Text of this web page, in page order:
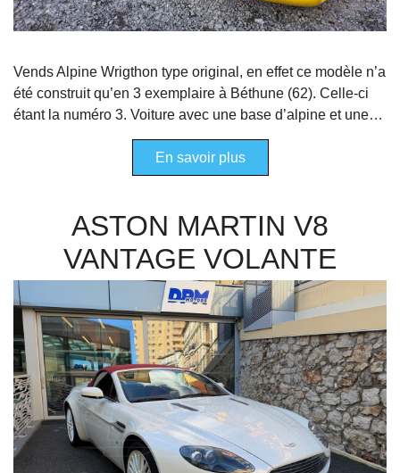
Vends Alpine Wrigthon type original, en effet ce modèle n’a
été construit qu’en 3 exemplaire à Béthune (62). Celle-ci
étant la numéro 3. Voiture avec une base d’alpine et une…
En savoir plus
ASTON MARTIN V8
VANTAGE VOLANTE